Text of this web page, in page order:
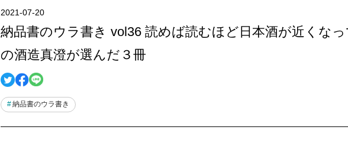
2021-07-20
納品書のウラ書き vol36 読めば読むほど日本酒が近くな
の酒造真澄が選んだ３冊
納品書のウラ書き